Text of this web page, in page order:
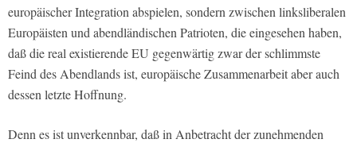
europäischer Integration abspielen, sondern zwischen linksliberalen
Europäisten und abendländischen Patrioten, die eingesehen haben,
daß die real existierende EU gegenwärtig zwar der schlimmste
Feind des Abendlands ist, europäische Zusammenarbeit aber auch
dessen letzte Hoffnung.
Denn es ist unverkennbar, daß in Anbetracht der zunehmenden